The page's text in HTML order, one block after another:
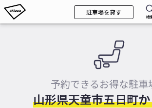
駐車場を貸す
検
予約できるお得な駐車
山形県天童市五日町